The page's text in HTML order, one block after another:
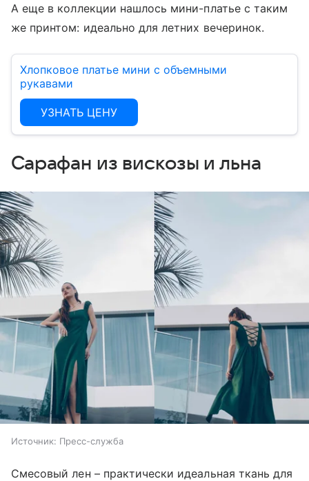
А еще в коллекции нашлось мини-платье с таким
же принтом: идеально для летних вечеринок.
Хлопковое платье мини с объемными
рукавами
УЗНАТЬ ЦЕНУ
Сарафан из вискозы и льна
Источник: Пресс-служба
Смесовый лен – практически идеальная ткань для